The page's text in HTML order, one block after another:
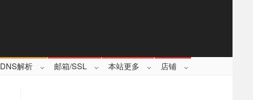
DNS解析 邮箱/SSL 本站更多 店铺